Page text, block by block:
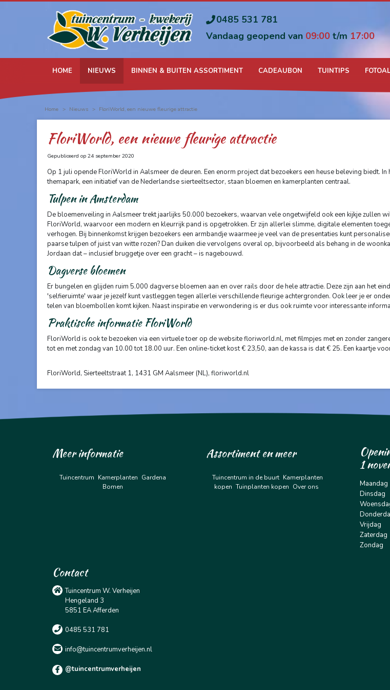
Ga
Home > Nieuws > FloriWorld, een nieuwe fleurige attractie
0485 531 781
Vandaag geopend van 09:00 t/m 17:00
HOME NIEUWS BINNEN & BUITEN ASSORTIMENT CADEAUBON TUINTIPS
FloriWorld, een nieuwe fleurige attractie
Gepubliceerd op 24 september 2020
Op 1 juli opende FloriWorld in Aalsmeer de deuren. Een enorm project dat bezoekers een heuse beleving biedt. In
themapark, een initiatief van de Nederlandse sierteeltsector, staan bloemen en kamerplanten centraal.
Tulpen in Amsterdam
De bloemenveiling in Aalsmeer trekt jaarlijks 50.000 bezoekers, waarvan vele ongetwijfeld ook een kijkje zullen
FloriWorld, waarvoor een modern en kleurrijk pand is opgetrokken. Er zijn allerlei slimme, digitale elementen
verhogen. Bij binnenkomst krijgen bezoekers een armbandje waarmee je veel van de presentaties kunt
paarse tulpen of juist van witte rozen? Dan duiken die vervolgens overal op, bijvoorbeeld als behang in de
Jordaan dat – inclusief bruggetje over een gracht – is nagebouwd.
Dagverse bloemen
Er bungelen en glijden ruim 5.000 dagverse bloemen aan en over rails door de hele attractie. Deze zijn aan het
'selfieruimte' waar je jezelf kunt vastleggen tegen allerlei verschillende fleurige achtergronden. Ook leer je er
telen van bloembollen komt kijken. Naast inspiratie en verwondering is er dus ook ruimte voor interessante
Praktische informatie FloriWorld
FloriWorld is ook te bezoeken via een virtuele toer op de website floriworld.nl, met filmpjes met en zonder
tot en met zondag van 10.00 tot 18.00 uur. Een online-ticket kost € 23,50, aan de kassa is dat € 25. Een kaartje
FloriWorld, Sierteeltstraat 1, 1431 GM Aalsmeer (NL), floriworld.nl
Meer informatie
Tuincentrum Kamerplanten Gardena
Bomen
Assortiment en meer
Tuincentrum in de buurt Kamerplanten
kopen Tuinplanten kopen Over ons
1
Maandag
Dinsdag
Vrijdag
Zaterdag
Zondag
Contact
Tuincentrum W. Verheijen
Hengeland 3
5851 EA Afferden
0485 531 781
info@tuincentrumverheijen.nl
@tuincentrumverheijen